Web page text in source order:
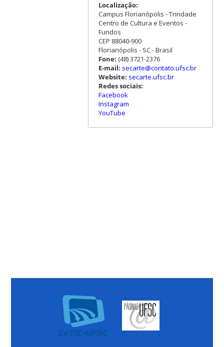
Localização:
Campus Florianópolis - Trindade
Centro de Cultura e Eventos -
Fundos
CEP 88040-900
Florianópolis - SC - Brasil
Fone: (48) 3721-2376
E-mail: secarte@contato.ufsc.br
Website: secarte.ufsc.br
Redes sociais:
Facebook
Instagram
YouTube